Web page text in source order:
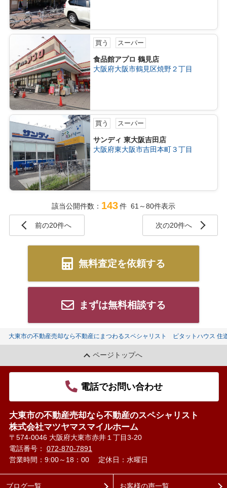
買う スーパー
食品館アプロ 鶴見店
大阪府大阪市鶴見区焼野２丁目
買う スーパー
サンディ 東大阪吉田店
大阪府東大阪市吉田本町３丁目
該当公開件数： 143件 61～80件表示
前の20件へ 次の20件へ
無料査定を依頼する
まずは無料相談する
大東市の不動産売却なら不動産にまつわるスペシャリスト ピタットハウス 住
ページトップへ
電話でお問い合わせ
大東市の不動産売却なら不動産のスペシャリスト
株式会社マツヤマスマイルホーム
〒574-0046 大阪府大東市赤井１丁目3-20
電話番号： 072-870-7891
営業時間：9:00～18：00
定休日：水曜日
ブログ一覧 お客様の声一覧